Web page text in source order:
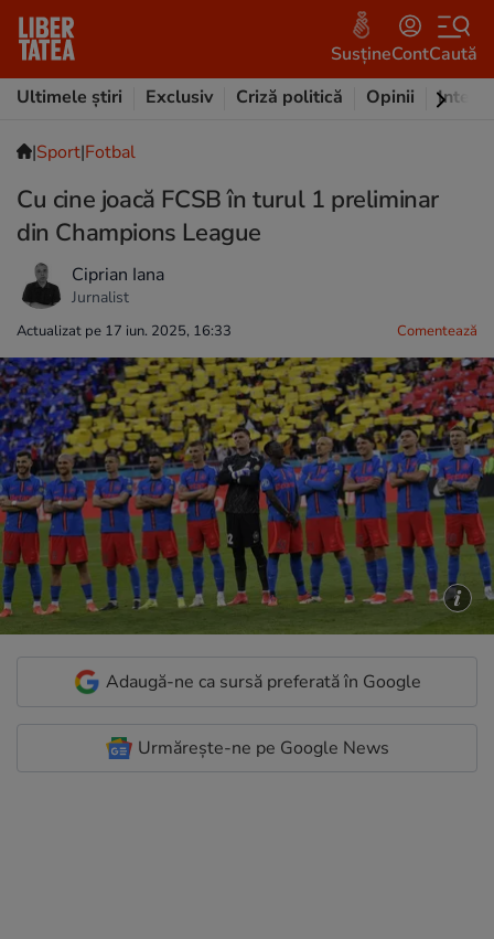
SusțineContCaută
Ultimele știri
Exclusiv Criză politică Opinii
|Sport|Fotbal
Cu cine joacă FCSB în turul 1 preliminar
din Champions League
Ciprian Iana
Jurnalist
Actualizat pe 17 iun. 2025, 16:33 Comentează
Adaugă-ne ca sursă preferată în Google
Urmărește-ne pe Google News